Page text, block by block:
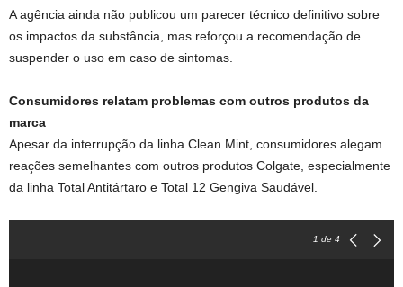
A agência ainda não publicou um parecer técnico definitivo sobre
os impactos da substância, mas reforçou a recomendação de
suspender o uso em caso de sintomas.
Consumidores relatam problemas com outros produtos da
marca
Apesar da interrupção da linha Clean Mint, consumidores alegam
reações semelhantes com outros produtos Colgate, especialmente
da linha Total Antitártaro e Total 12 Gengiva Saudável.
1 de 4